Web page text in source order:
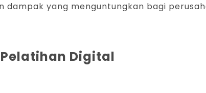
yang menguntungkan bagi
Digital